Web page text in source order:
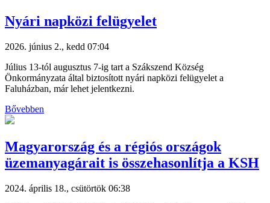
Nyári napközi felügyelet
2026. június 2., kedd 07:04
Július 13-tól augusztus 7-ig tart a Szákszend Község
Önkormányzata által biztosított nyári napközi felügyelet a
Faluházban, már lehet jelentkezni.
Bővebben
Magyarország és a régiós országok
üzemanyagárait is összehasonlítja a KSH
2024. április 18., csütörtök 06:38